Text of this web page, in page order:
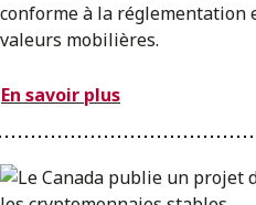
conforme à la réglementation
valeurs mobilières.
En savoir plus